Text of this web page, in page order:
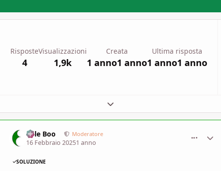
Risposte
4
Visualizzazioni
1,9k
Creata
1 anno1 anno
Ultima risposta
1 anno1 anno
Espandi panoramica del topic
Bille Boo Moderatore
16 Febbraio 20251 anno
SOLUZIONE